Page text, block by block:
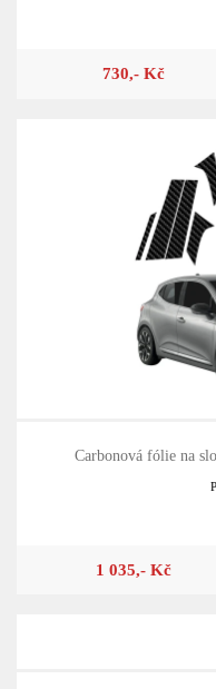
730,- Kč
Carbonová fólie na
1 035,- Kč